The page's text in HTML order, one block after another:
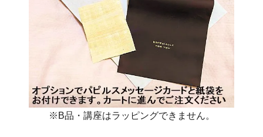
※B品・講座はラッピングできません。